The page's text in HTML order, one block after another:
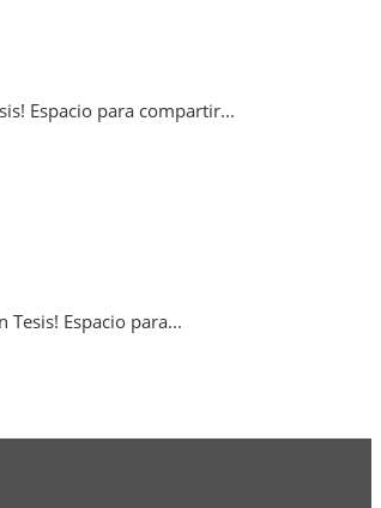
Espacio para compartir...
Espacio para...